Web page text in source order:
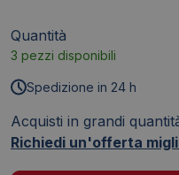
Quantità
3 pezzi disponibili
Spedizione in 24 h
Acquisti in grandi
Richiedi un'offerta